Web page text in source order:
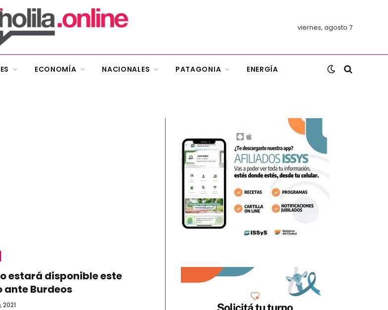
viernes, agosto 7
ECONOMÍA NACIONALES PATAGONIA ENERGÍA
estará disponible este
ante Burdeos